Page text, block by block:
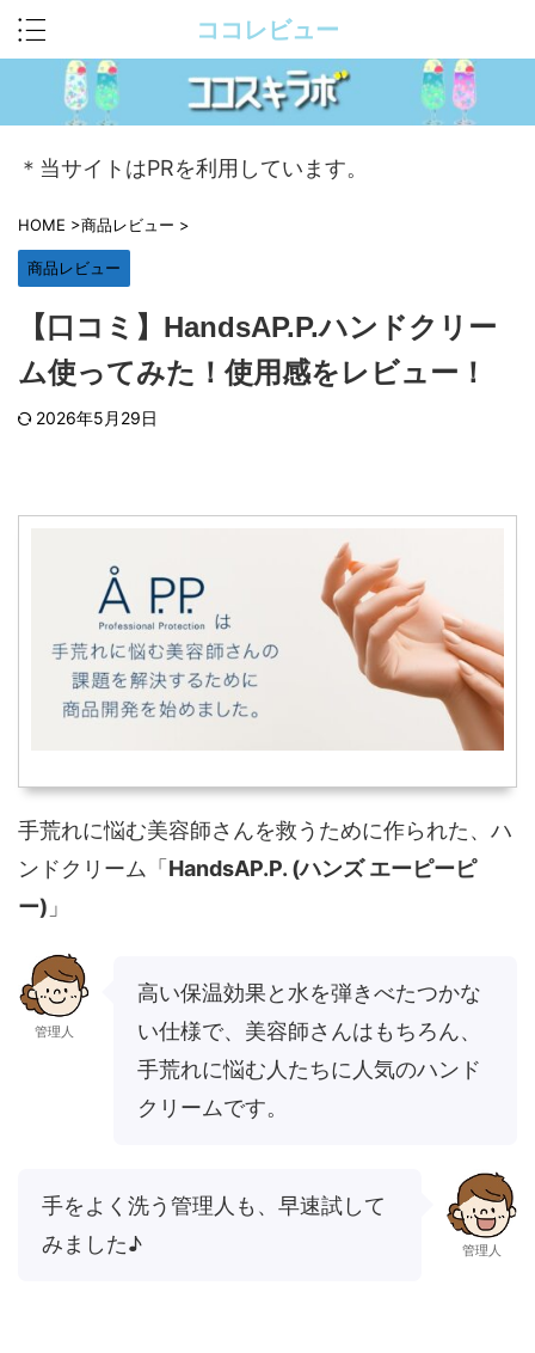
ココレビュー
＊当サイトはPRを利用しています。
HOME >商品レビュー >
商品レビュー
【口コミ】HandsAP.P.ハンドクリー
ム使ってみた！使用感をレビュー！
2026年5月29日
手荒れに悩む美容師さんを救うために作られた、ハ
ンドクリーム「HandsAP.P. (ハンズ エーピーピ
ー) 」
管理人
高い保温効果と水を弾きべたつかな
い仕様で、美容師さんはもちろん、
手荒れに悩む人たちに人気のハンド
クリームです。
手をよく洗う管理人も、早速試して
みました♪
管理人